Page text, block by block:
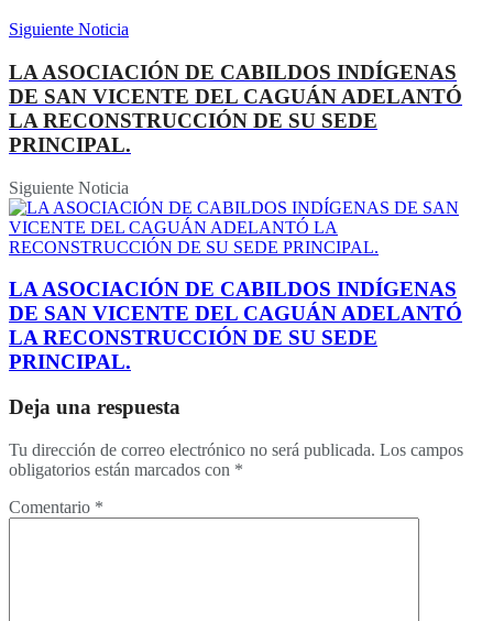
Siguiente Noticia
LA ASOCIACIÓN DE CABILDOS INDÍGENAS
DE SAN VICENTE DEL CAGUÁN ADELANTÓ
LA RECONSTRUCCIÓN DE SU SEDE
PRINCIPAL.
Siguiente Noticia
LA ASOCIACIÓN DE CABILDOS INDÍGENAS
DE SAN VICENTE DEL CAGUÁN ADELANTÓ
LA RECONSTRUCCIÓN DE SU SEDE
PRINCIPAL.
Deja una respuesta
Tu dirección de correo electrónico no será publicada. Los campos
obligatorios están marcados con *
Comentario *